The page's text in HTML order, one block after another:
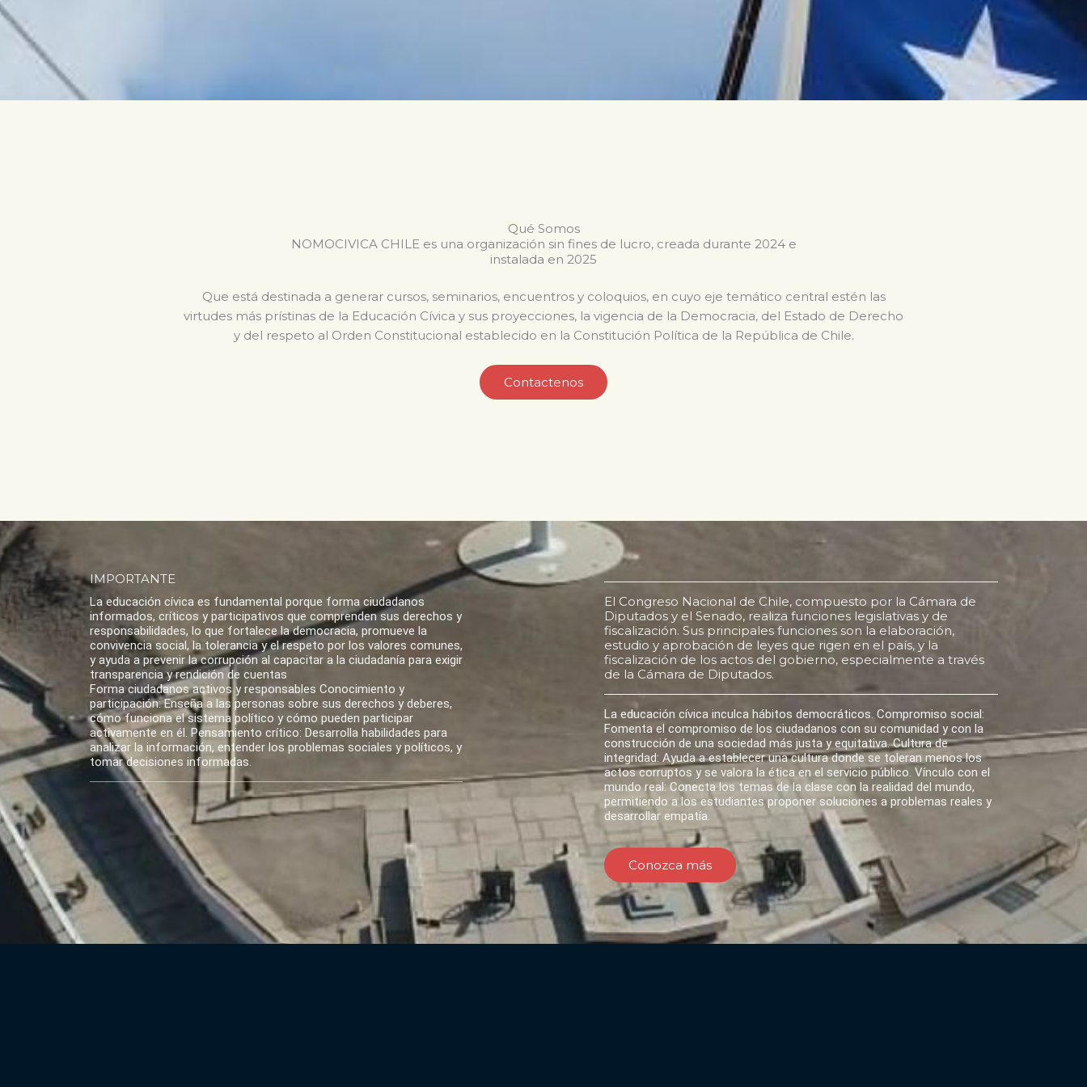
Qué Somos
NOMOCIVICA CHILE es una organización sin fines de lucro, creada durante 2024 e
instalada en 2025
Que está destinada a generar cursos, seminarios, encuentros y coloquios, en cuyo eje temático central estén las
virtudes más prístinas de la Educación Cívica y sus proyecciones, la vigencia de la Democracia, del Estado de Derecho
y del respeto al Orden Constitucional establecido en la Constitución Política de la República de Chile.
Contactenos
IMPORTANTE
La educación cívica es fundamental porque forma ciudadanos
informados, críticos y participativos que comprenden sus derechos y
responsabilidades, lo que fortalece la democracia, promueve la
convivencia social, la tolerancia y el respeto por los valores comunes,
y ayuda a prevenir la corrupción al capacitar a la ciudadanía para exigir
transparencia y rendición de cuentas
Forma ciudadanos activos y responsables Conocimiento y
participación: Enseña a las personas sobre sus derechos y deberes,
cómo funciona el sistema político y cómo pueden participar
activamente en él. Pensamiento crítico: Desarrolla habilidades para
analizar la información, entender los problemas sociales y políticos, y
tomar decisiones informadas.
El Congreso Nacional de Chile, compuesto por la Cámara de
Diputados y el Senado, realiza funciones legislativas y de
fiscalización. Sus principales funciones son la elaboración,
estudio y aprobación de leyes que rigen en el país, y la
fiscalización de los actos del gobierno, especialmente a través
de la Cámara de Diputados.
La educación cívica inculca hábitos democráticos. Compromiso social:
Fomenta el compromiso de los ciudadanos con su comunidad y con la
construcción de una sociedad más justa y equitativa. Cultura de
integridad: Ayuda a establecer una cultura donde se toleran menos los
actos corruptos y se valora la ética en el servicio público. Vínculo con el
mundo real: Conecta los temas de la clase con la realidad del mundo,
permitiendo a los estudiantes proponer soluciones a problemas reales y
desarrollar empatía.
Conozca más